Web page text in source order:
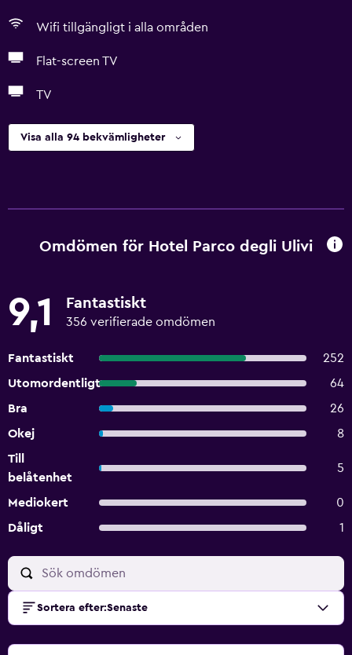
Wifi tillgängligt i alla områden
Flat-screen TV
TV
Visa alla 94 bekvämligheter
Omdömen för Hotel Parco degli Ulivi
9,1 Fantastiskt
356 verifierade omdömen
Fantastiskt
252
Utomordentligt
64
Bra
26
Okej
8
Till
belåtenhet
5
Mediokert
0
Dåligt
1
Sortera efter:Senaste